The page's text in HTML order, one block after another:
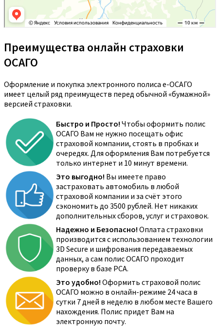
Преимущества онлайн страховки
ОСАГО
Оформление и покупка электронного полиса е-ОСАГО
имеет целый ряд преимуществ перед обычной «бумажной»
версией страховки.
Быстро и Просто! Чтобы оформить полис
ОСАГО Вам не нужно посещать офис
страховой компании, стоять в пробках и
очередях. Для оформления Вам потребуется
только интернет и 10 минут времени.
Это выгодно! Вы имеете право
застраховать автомобиль в любой
страховой компании и за счёт этого
сэкономить до 3500 рублей. Нет никаких
дополнительных сборов, услуг и страховок.
Надежно и Безопасно! Оплата страховки
производится с использованием технологии
3D Secure и шифрования передаваемых
данных, а сам полис ОСАГО проходит
проверку в базе РСА.
Это удобно! Оформить страховой полис
ОСАГО можно в онлайн-режиме 24 часа в
сутки 7 дней в неделю в любом месте Вашего
нахождения. Полис придет Вам на
электронную почту.